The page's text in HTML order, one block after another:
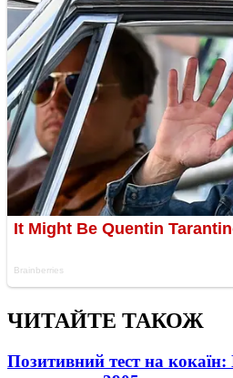
ЧИТАЙТЕ ТАКОЖ
Позитивний тест на